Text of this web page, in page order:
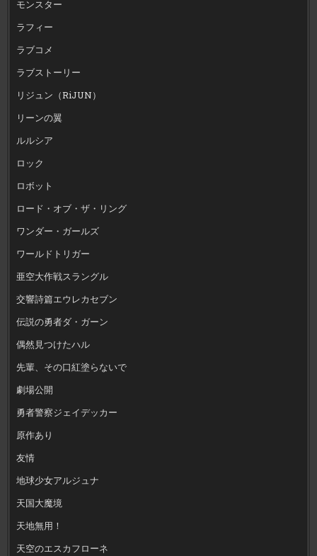
モンスター
ラフィー
ラブコメ
ラブストーリー
リジュン（RiJUN）
リーンの翼
ルルシア
ロック
ロボット
ロード・オブ・ザ・リング
ワンダー・ガールズ
ワールドトリガー
亜空大作戦スラングル
交響詩篇エウレカセブン
伝説の勇者ダ・ガーン
偶然見つけたハル
先輩、その口紅塗らないで
劇場公開
勇者警察ジェイデッカー
原作あり
友情
地球少女アルジュナ
天国大魔境
天地無用！
天空のエスカフローネ